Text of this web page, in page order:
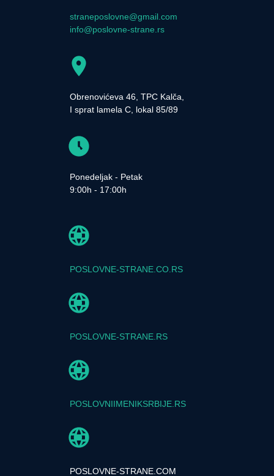
straneposlovne@gmail.com
info@poslovne-strane.rs
Obrenovićeva 46, TPC Kalča,
I sprat lamela C, lokal 85/89
Ponedeljak - Petak
9:00h - 17:00h
POSLOVNE-STRANE.CO.RS
POSLOVNE-STRANE.RS
POSLOVNIIMENIKSRBIJE.RS
POSLOVNE-STRANE.COM